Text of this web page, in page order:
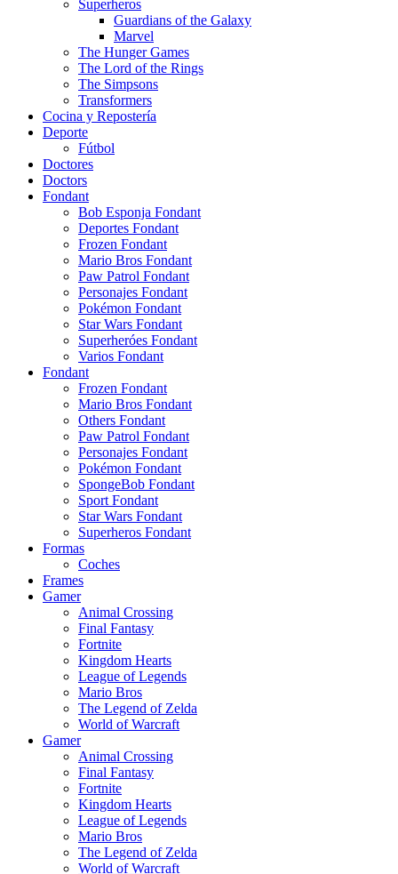
Superheros
Guardians of the Galaxy
Marvel
The Hunger Games
The Lord of the Rings
The Simpsons
Transformers
Cocina y Repostería
Deporte
Fútbol
Doctores
Doctors
Fondant
Bob Esponja Fondant
Deportes Fondant
Frozen Fondant
Mario Bros Fondant
Paw Patrol Fondant
Personajes Fondant
Pokémon Fondant
Star Wars Fondant
Superheróes Fondant
Varios Fondant
Fondant
Frozen Fondant
Mario Bros Fondant
Others Fondant
Paw Patrol Fondant
Personajes Fondant
Pokémon Fondant
SpongeBob Fondant
Sport Fondant
Star Wars Fondant
Superheros Fondant
Formas
Coches
Frames
Gamer
Animal Crossing
Final Fantasy
Fortnite
Kingdom Hearts
League of Legends
Mario Bros
The Legend of Zelda
World of Warcraft
Gamer
Animal Crossing
Final Fantasy
Fortnite
Kingdom Hearts
League of Legends
Mario Bros
The Legend of Zelda
World of Warcraft